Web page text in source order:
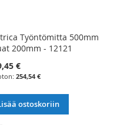
Työntömitta 500mm
200mm - 12121
€
254,54 €
ostoskoriin